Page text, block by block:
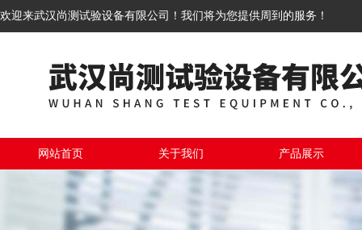
欢迎来武汉尚测试验设备有限公司！我们将为您提供周到的服务！
网站首页 关于我们 产品展示